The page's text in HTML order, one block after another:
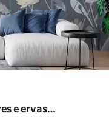
e ervas
um fundo